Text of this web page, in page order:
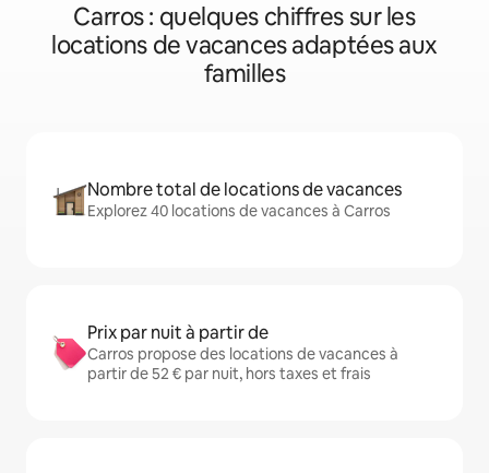
Carros : quelques chiffres sur les
locations de vacances adaptées aux
familles
Nombre total de locations de vacances
Explorez 40 locations de vacances à Carros
Prix par nuit à partir de
Carros propose des locations de vacances à
partir de 52 € par nuit, hors taxes et frais